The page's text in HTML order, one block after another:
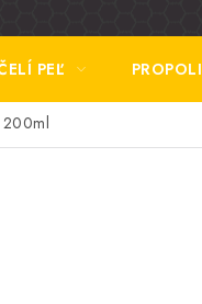
PEĽ
200ml